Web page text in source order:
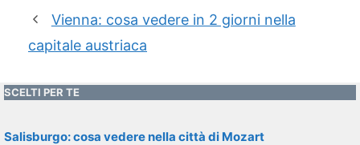
Vienna: cosa vedere in 2 giorni nella
capitale austriaca
SCELTI PER TE
Salisburgo: cosa vedere nella città di Mozart